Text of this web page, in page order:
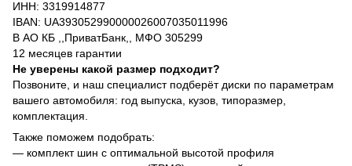
ИНН: 3319914877
IBAN: UA393052990000026007035011996
В АО КБ ,,ПриватБанк,, МФО 305299
12 месяцев гарантии
Не уверены какой размер подходит?
Позвоните, и наш специалист подберёт диски по параметрам
вашего автомобиля: год выпуска, кузов, типоразмер,
комплектация.
Также поможем подобрать:
— комплект шин с оптимальной высотой профиля